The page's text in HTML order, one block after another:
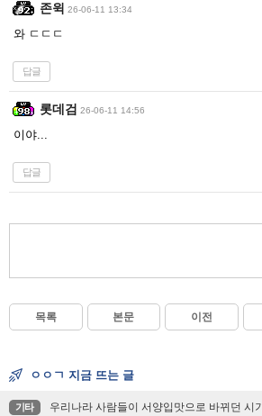
존윅 26-06-11 13:34
와 ㄷㄷㄷ
답글
롯데검 26-06-11 14:56
이야...
답글
목록 본문 이전
ㅇㅇㄱ 지금 뜨는 글
기타 우리나라 사람들이 서양입맛으로 바뀌던 시기